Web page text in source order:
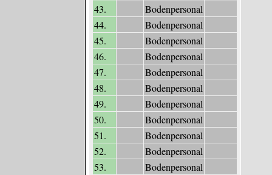
43.
Bodenpersonal
44.
Bodenpersonal
45.
Bodenpersonal
46.
Bodenpersonal
47.
Bodenpersonal
48.
Bodenpersonal
49.
Bodenpersonal
50.
Bodenpersonal
51.
Bodenpersonal
52.
Bodenpersonal
53.
Bodenpersonal